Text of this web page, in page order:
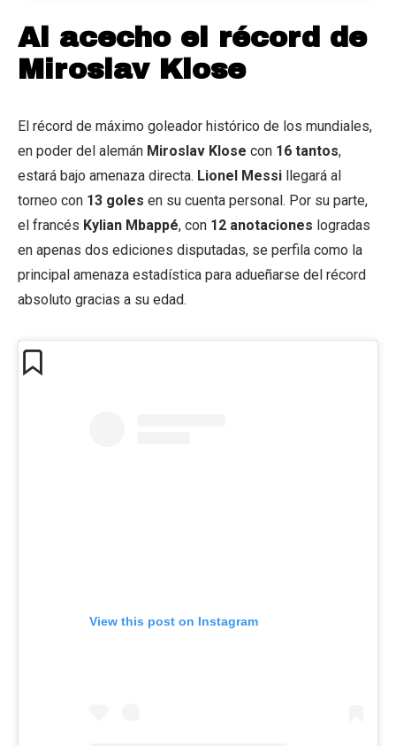
Al acecho el récord de
Miroslav Klose
El récord de máximo goleador histórico de los mundiales,
en poder del alemán Miroslav Klose con 16 tantos,
estará bajo amenaza directa. Lionel Messi llegará al
torneo con 13 goles en su cuenta personal. Por su parte,
el francés Kylian Mbappé, con 12 anotaciones logradas
en apenas dos ediciones disputadas, se perfila como la
principal amenaza estadística para adueñarse del récord
absoluto gracias a su edad.
View this post on Instagram